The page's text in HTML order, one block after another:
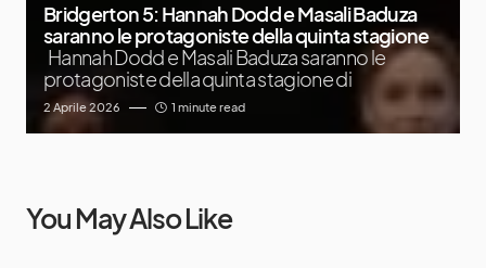
Bridgerton 5: Hannah Dodd e Masali Baduza
saranno le protagoniste della quinta stagione
Hannah Dodd e Masali Baduza saranno le
protagoniste della quinta stagione di
2 Aprile 2026 1 minute read
You May Also Like